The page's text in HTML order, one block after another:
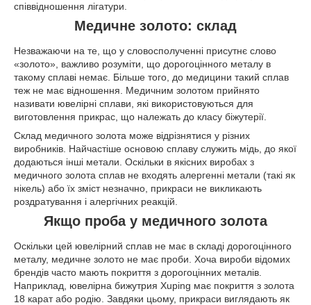
співвідношення лігатури.
Медичне золото: склад
Незважаючи на те, що у словосполученні присутнє слово
«золото», важливо розуміти, що дорогоцінного металу в
такому сплаві немає. Більше того, до медицини такий сплав
теж не має відношення. Медичним золотом прийнято
називати ювелірні сплави, які використовуються для
виготовлення прикрас, що належать до класу біжутерії.
Склад медичного золота може відрізнятися у різних
виробників. Найчастіше основою сплаву служить мідь, до якої
додаються інші метали. Оскільки в якісних виробах з
медичного золота сплав не входять алергенні метали (такі як
нікель) або їх зміст незначно, прикраси не викликають
роздратування і алергічних реакцій.
Якщо проба у медичного золота
Оскільки цей ювелірний сплав не має в складі дорогоцінного
металу, медичне золото не має проби. Хоча вироби відомих
брендів часто мають покриття з дорогоцінних металів.
Наприклад, ювелірна бижутрия Xuping має покриття з золота
18 карат або родію. Завдяки цьому, прикраси виглядають як